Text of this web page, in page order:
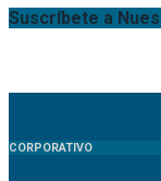
Suscríbete a
CORPORATIVO